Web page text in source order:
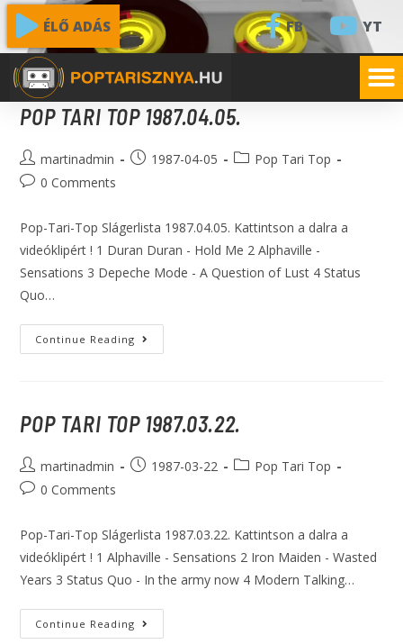
FB YT
ÉLŐ ADÁS
POP TARI TOP 1987.04.05.
martinadmin 1987-04-05
Pop Tari Top
0 Comments
Pop-Tari-Top Slágerlista 1987.04.05. Kattintson a dalra a
videóklipért ! 1 Duran Duran - Hold Me 2 Alphaville -
Sensations 3 Depeche Mode - A Question of Lust 4 Status
Quo…
Continue Reading
POP TARI TOP 1987.03.22.
martinadmin 1987-03-22
Pop Tari Top
0 Comments
Pop-Tari-Top Slágerlista 1987.03.22. Kattintson a dalra a
videóklipért ! 1 Alphaville - Sensations 2 Iron Maiden - Wasted
Years 3 Status Quo - In the army now 4 Modern Talking…
Continue Reading